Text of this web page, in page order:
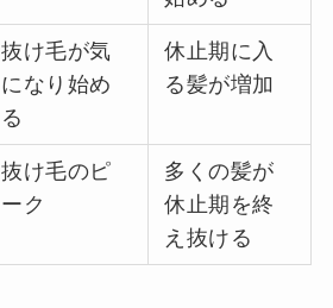
抜け毛が気
になり始め
る
休止期に入
る髪が増加
抜け毛のピ
ーク
多くの髪が
休止期を終
え抜ける